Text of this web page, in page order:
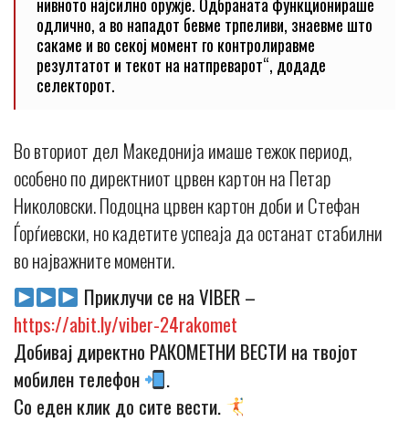
нивното најсилно оружје. Одбраната функционираше
одлично, а во нападот бевме трпеливи, знаевме што
сакаме и во секој момент го контролиравме
резултатот и текот на натпреварот“, додаде
селекторот.
Во вториот дел Македонија имаше тежок период,
особено по директниот црвен картон на Петар
Николовски. Подоцна црвен картон доби и Стефан
Ѓорѓиевски, но кадетите успеаја да останат стабилни
во најважните моменти.
Приклучи се на VIBER –
https://abit.ly/viber-24rakomet
Добивај директно РАКОМЕТНИ ВЕСТИ на твојот
мобилен телефон
.
Со еден клик до сите вести.